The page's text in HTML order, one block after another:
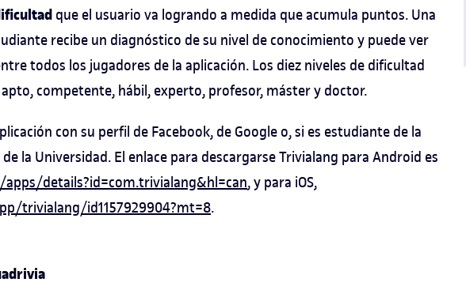
que el usuario va logrando a medida que acumula puntos. Una
recibe un diagnóstico de su nivel de conocimiento y puede ver
todos los jugadores de la aplicación. Los diez niveles de dificultad
apto, competente, hábil, experto, profesor, máster y doctor.
con su perfil de Facebook, de Google o, si es estudiante de la
la Universidad. El enlace para descargarse Trivialang para Android es
details?id=com.trivialang&hl=can, y para iOS,
trivialang/id1157929904?mt=8.